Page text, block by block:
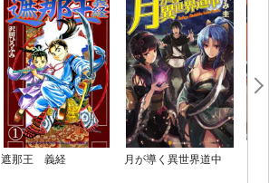
遮那王 義経 月が導く異世界道中